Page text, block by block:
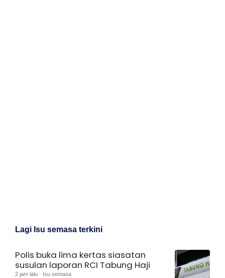
Lagi Isu semasa terkini
Polis buka lima kertas siasatan
susulan laporan RCI Tabung Haji
2 jam lalu · Isu semasa